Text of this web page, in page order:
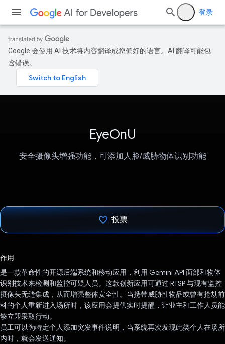
登录
Google 会使用 AI 技术将内容翻译成您偏好的语言。AI 翻译可能包
含错误。
EyeOnU
安全摄像头增强功能，可添加人脸/威胁物体识别功能
投票
作用
是一款革命性的开源后端系统和移动应用，利用 Gemini API 面部和物体
识别技术来检测和监控可疑人员。这款创新应用可通过 RTSP 与现有监控
摄像头无缝集成，从而增强整体安全性。当携带威胁性物品或曾有抢劫前
科的个人重新进入场所时，该应用会提供实时提醒，让业主和工作人员能
够立即采取行动。
员工可以为特定个人添加突发事件说明，当系统再次发现此类个人在场所
内时，就会发送通知。